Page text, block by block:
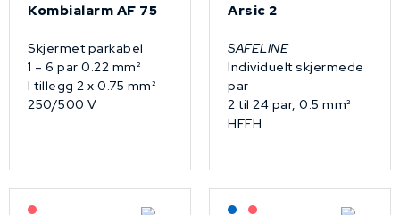
Kombialarm AF 75
Skjermet parkabel
1 – 6 par 0.22 mm²
I tillegg 2 x 0.75 mm²
250/500 V
Arsic 2
SAFELINE
Individuelt skjermede
par
2 til 24 par, 0.5 mm²
HFFH
Lagerført: NEK Kabel
På forespørsel